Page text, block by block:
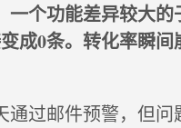
一个功能差异较大
成0条。转化率瞬
通过邮件预警，但